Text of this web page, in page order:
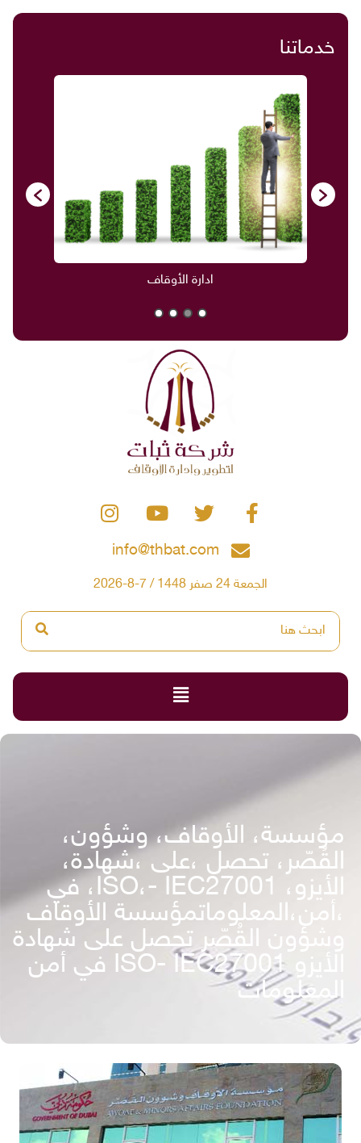
خدماتنا
ادارة الأوقاف
info@thbat.com
الجمعة 24 صفر 1448 / 7-8-2026
مؤسسة، الأوقاف، وشؤون،
القُصّر، تحصل ،على ،شهادة،
الأيزو، ISO،- IEC27001، في
،أمن،المعلوماتمؤسسة الأوقاف
وشؤون القُصّر تحصل على شهادة
الأيزو ISO- IEC27001 في أمن
المعلومات